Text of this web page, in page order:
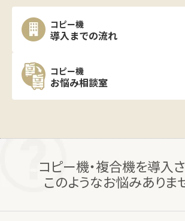
コピー機
導入までの流れ
コピー機
お悩み相談室
コピー機・複合機を導入
このようなお悩みありま